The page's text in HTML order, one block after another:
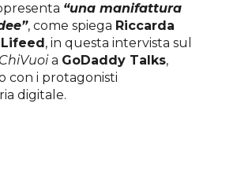
“una manifattura
, come spiega Riccarda
, in questa intervista sul
a GoDaddy Talks,
con i protagonisti
digitale.